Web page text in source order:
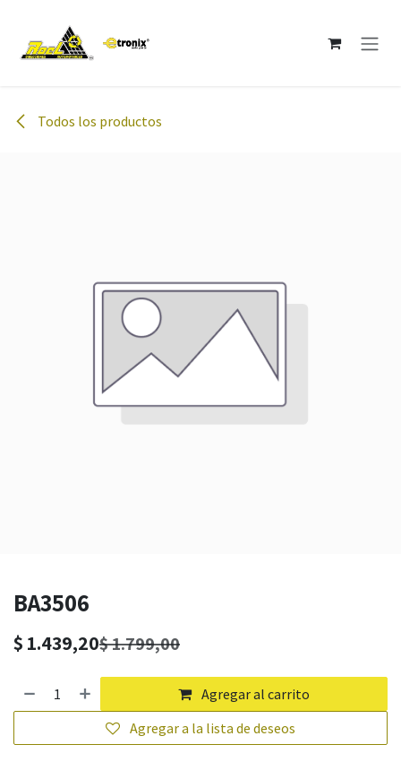
Todos los productos
BA3506
$ 1.439,20$1.799,00
Agregar al carrito
Agregar a la lista de deseos